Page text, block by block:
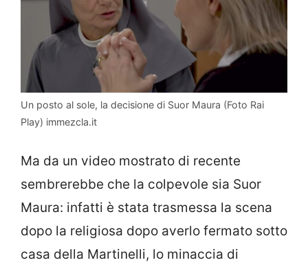
Un posto al sole, la decisione di Suor Maura (Foto Rai
Play) immezcla.it
Ma da un video mostrato di recente
sembrerebbe che la colpevole sia Suor
Maura: infatti è stata trasmessa la scena
dopo la religiosa dopo averlo fermato sotto
casa della Martinelli, lo minaccia di